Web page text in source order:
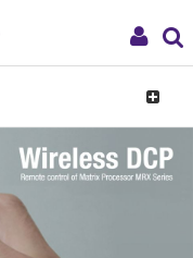
My
Toggle